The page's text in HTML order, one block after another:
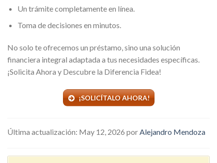
Un trámite completamente en línea.
Toma de decisiones en minutos.
No solo te ofrecemos un préstamo, sino una solución
financiera integral adaptada a tus necesidades específicas.
¡Solicita Ahora y Descubre la Diferencia Fidea!
¡SOLICÍTALO AHORA!
Última actualización: May 12, 2026 por Alejandro Mendoza